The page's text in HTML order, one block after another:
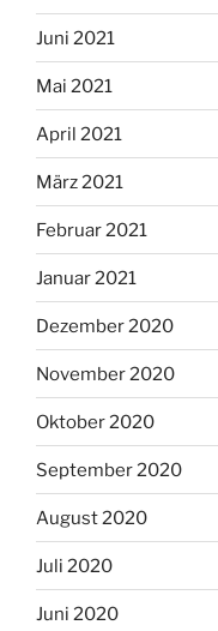
Juni 2021
Mai 2021
April 2021
März 2021
Februar 2021
Januar 2021
Dezember 2020
November 2020
Oktober 2020
September 2020
August 2020
Juli 2020
Juni 2020